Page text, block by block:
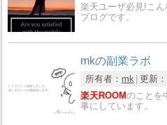
楽天ユーザ必見!こ
ブログです。
mkの副業ラボ
所有者： mk 更新：
楽天ROOMのことを
事にしています。